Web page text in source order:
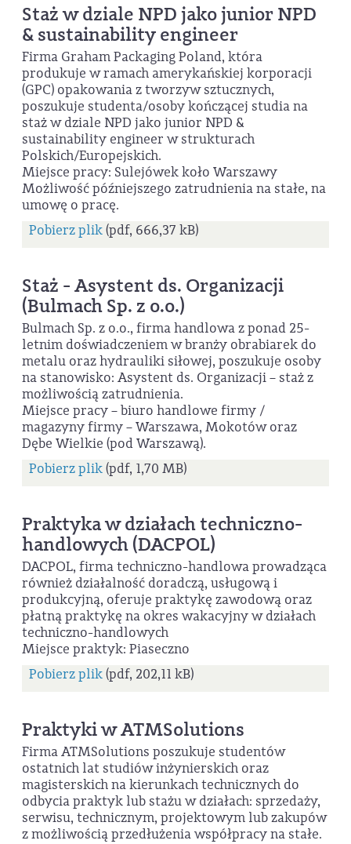
Staż w dziale NPD jako junior NPD
& sustainability engineer
Firma Graham Packaging Poland, która
produkuje w ramach amerykańskiej korporacji
(GPC) opakowania z tworzyw sztucznych,
poszukuje studenta/osoby kończącej studia na
staż w dziale NPD jako junior NPD &
sustainability engineer w strukturach
Polskich/Europejskich.
Miejsce pracy: Sulejówek koło Warszawy
Możliwość późniejszego zatrudnienia na stałe, na
umowę o pracę.
Pobierz plik(pdf, 666,37 kB)
Staż - Asystent ds. Organizacji
(Bulmach Sp. z o.o.)
Bulmach Sp. z o.o., firma handlowa z ponad 25-
letnim doświadczeniem w branży obrabiarek do
metalu oraz hydrauliki siłowej, poszukuje osoby
na stanowisko: Asystent ds. Organizacji – staż z
możliwością zatrudnienia.
Miejsce pracy – biuro handlowe firmy /
magazyny firmy – Warszawa, Mokotów oraz
Dębe Wielkie (pod Warszawą).
Pobierz plik(pdf, 1,70 MB)
Praktyka w działach techniczno-
handlowych (DACPOL)
DACPOL, firma techniczno-handlowa prowadząca
również działalność doradczą, usługową i
produkcyjną, oferuje praktykę zawodową oraz
płatną praktykę na okres wakacyjny w działach
techniczno-handlowych
Miejsce praktyk: Piaseczno
Pobierz plik(pdf, 202,11 kB)
Praktyki w ATMSolutions
Firma ATMSolutions poszukuje studentów
ostatnich lat studiów inżynierskich oraz
magisterskich na kierunkach technicznych do
odbycia praktyk lub stażu w działach: sprzedaży,
serwisu, technicznym, projektowym lub zakupów
z możliwością przedłużenia współpracy na stałe.